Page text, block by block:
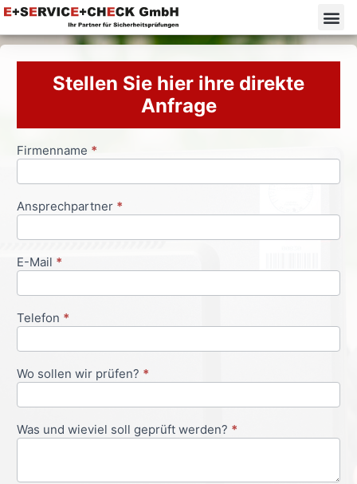
Stellen Sie hier ihre direkte
Anfrage
Anfrageformular
Firmenname *
Ansprechpartner *
E-Mail *
Telefon *
Wo sollen wir prüfen? *
Was und wieviel soll geprüft werden? *